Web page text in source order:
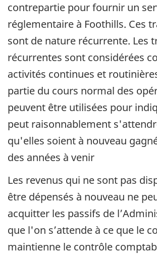
contrepartie pour fournir un
réglementaire à Foothills. Ces
sont de nature récurrente. Les
récurrentes sont considérées
activités continues et
partie du cours normal des
peuvent être utilisées pour
peut raisonnablement
qu'elles soient à nouveau
des années à venir
Les revenus qui ne sont pas
être dépensés à nouveau ne
acquitter les passifs de
que l'on s’attende à ce que le
maintienne le contrôle